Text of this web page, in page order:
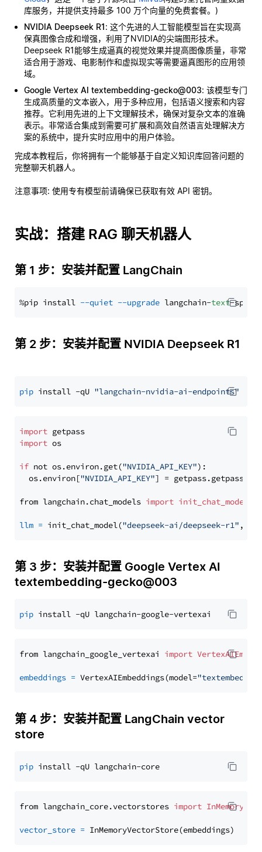
库服务，并提供支持最多 100 万个向量的免费套餐。)
NVIDIA Deepseek R1: 这个先进的人工智能模型旨在实现高
保真图像合成和增强，利用了NVIDIA的尖端图形技术。
Deepseek R1能够生成逼真的视觉效果并提高图像质量，非常
适合用于游戏、电影制作和虚拟现实等需要逼真图形的应用领
域。
Google Vertex AI textembedding-gecko@003: 该模型专门
生成高质量的文本嵌入，用于多种应用，包括语义搜索和内容
推荐。它利用先进的上下文理解技术，确保对复杂文本的准确
表示。非常适合集成到需要可扩展和高效自然语言处理解决方
案的系统中，提升实时应用中的用户体验。
完成本教程后，你将拥有一个能够基于自定义知识库回答问题的
完整聊天机器人。
注意事项: 使用专有模型前请确保已获取有效 API 密钥。
实战：搭建 RAG 聊天机器人
第 1 步：安装并配置 LangChain
%pip install --quiet --upgrade langchain-text
第 2 步：安装并配置 NVIDIA Deepseek R1
pip install -qU "langchain-nvidia-ai-endpoints"
import
import os
if not os.environ.get("NVIDIA_API_KEY"):
  os.environ[
"NVIDIA_API_KEY"] = getpass.getpass(
from langchain.chat_models import init_chat_model
llm = init_chat_model("deepseek-ai/deepseek-r1" ,
第 3 步：安装并配置 Google Vertex AI
textembedding-gecko@003
pip
from langchain_google_vertexai import
embeddings = VertexAIEmbeddings(model=
第 4 步：安装并配置 LangChain vector
store
pip
from langchain_core.vectorstores import
vector_store =